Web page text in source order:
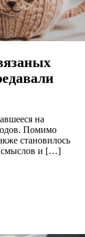
на
Помимо
становилось
смыслов и […]